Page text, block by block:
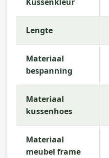
Lengte
Materiaal
bespanning
Materiaal
kussenhoes
Materiaal
meubel frame